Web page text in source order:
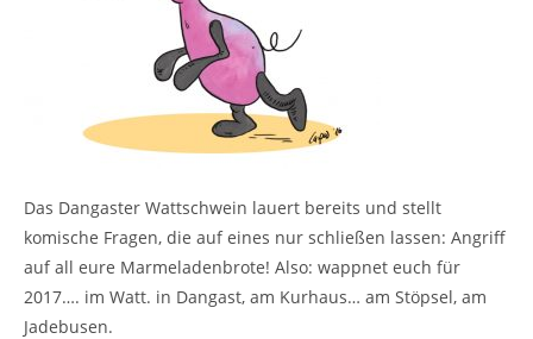
Das Dangaster Wattschwein lauert bereits und stellt
komische Fragen, die auf eines nur schließen lassen: Angriff
auf all eure Marmeladenbrote! Also: wappnet euch für
2017…. im Watt. in Dangast, am Kurhaus… am Stöpsel, am
Jadebusen.